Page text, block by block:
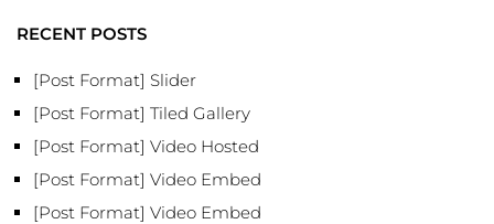
RECENT POSTS
[Post Format] Slider
[Post Format] Tiled Gallery
[Post Format] Video Hosted
[Post Format] Video Embed
[Post Format] Video Embed